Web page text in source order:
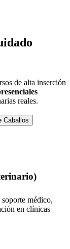
de alta inserción
reales.
Caballos
médico,
en clínicas